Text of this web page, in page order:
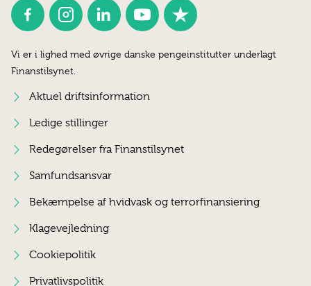
Vi er i lighed med øvrige danske pengeinstitutter underlagt
Finanstilsynet.
Aktuel driftsinformation
Ledige stillinger
Redegørelser fra Finanstilsynet
Samfundsansvar
Bekæmpelse af hvidvask og terrorfinansiering
Klagevejledning
Cookiepolitik
Privatlivspolitik